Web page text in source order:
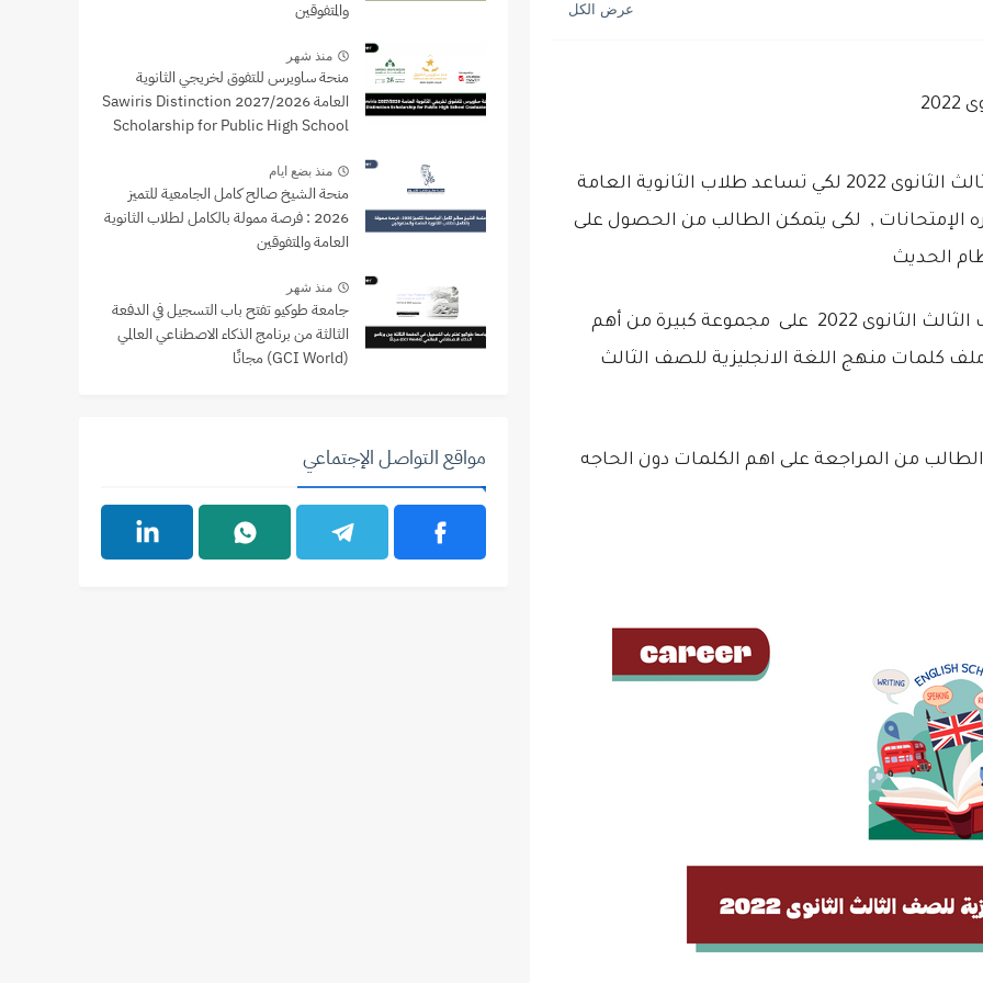
نقدم لكم كلمات منهج اللغة الانجليزية للصف الثالث الثانوى 2022 لكي تساعد طلاب الثانوية العامة
الإمتحانات , لكى يتمكن الطالب من الحصول على
يتضمن ملف كلمات منهج اللغة الانجليزية للصف الثالث الثانوى 2022 على مجموعة كبيرة من أهم
2022 حيث يتضمن ملف كلمات منهج اللغة الانجليزية للصف الثالث
الطالب من المراجعة على اهم الكلمات دون الحاجه
والمتفوقين
منذ شهر
منحة ساويرس للتفوق لخريجي الثانوية
العامة 2027/2026 Sawiris Distinction
Scholarship for Public High School
منذ بضع ايام
منحة الشيخ صالح كامل الجامعية للتميز
2026 : فرصة ممولة بالكامل لطلاب الثانوية
العامة والمتفوقين
منذ شهر
جامعة طوكيو تفتح باب التسجيل في الدفعة
الثالثة من برنامج الذكاء الاصطناعي العالمي
(GCI World) مجانًا
مواقع التواصل الإجتماعي